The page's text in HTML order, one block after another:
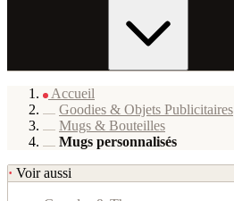
Accueil
Goodies & Objets Publicitaires
Mugs & Bouteilles
Mugs personnalisés
· Voir aussi